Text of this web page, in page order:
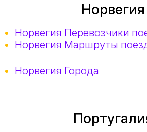
Норвегия
Норвегия Перевозчики
Норвегия Маршруты
Норвегия Города